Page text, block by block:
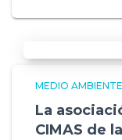
MEDIO AMBIENTE
La
CIMAS de